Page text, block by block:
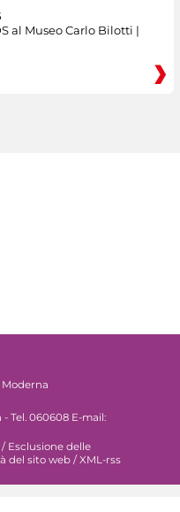
al Museo Carlo Bilotti |
Tel. 060608 E-mail:
/ Esclusione delle
del sito web / XML-rss